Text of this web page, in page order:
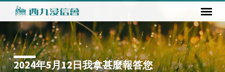
2024年5月12日我拿甚麼報答您